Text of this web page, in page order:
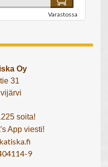
Varastossa
Oy
31
soita!
App viesti!
9